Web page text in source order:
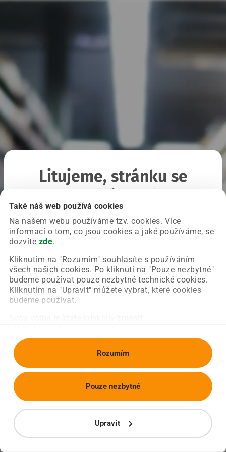
Také náš web používá cookies
Na našem webu používáme tzv. cookies. Více
informací o tom, co jsou cookies a jaké používáme, se
dozvíte zde.
Kliknutím na "Rozumím" souhlasíte s používáním
všech našich cookies. Po kliknutí na "Pouze nezbytné"
budeme používat pouze nezbytné technické cookies.
Kliknutím na "Upravit" můžete vybrat, které cookies
budeme používat.
Rozumím
Upravit
Pouze nezbytné
Litujeme, stránku se
Chyba nastala na naší straně a už ji opravujeme.
Zkuste prosím znovu načíst požadovanou stránku.
Obnovit stránku Úvodní strana